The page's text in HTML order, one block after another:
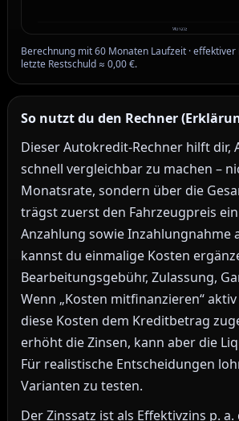
Berechnung mit 60 Monaten Laufzeit · effektiver
letzte Restschuld ≈ 0,00 €.
So nutzt du den Rechner
Dieser Autokredit-Rechner hilft dir,
schnell vergleichbar zu machen –
Monatsrate, sondern über die
trägst zuerst den Fahrzeugpreis
Anzahlung sowie Inzahlungnahme
kannst du einmalige Kosten
Bearbeitungsgebühr, Zulassung,
Wenn „Kosten mitfinanzieren“
diese Kosten dem Kreditbetrag
erhöht die Zinsen, kann aber die
Für realistische Entscheidungen
Varianten zu testen.
Der Zinssatz ist als Effektivzins p.